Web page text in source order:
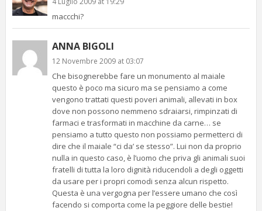
maccchi?
ANNA BIGOLI
12 Novembre 2009 at 03:07
Che bisognerebbe fare un monumento al maiale
questo è poco ma sicuro ma se pensiamo a come
vengono trattati questi poveri animali, allevati in box
dove non possono nemmeno sdraiarsi, rimpinzati di
farmaci e trasformati in macchine da carne… se
pensiamo a tutto questo non possiamo permetterci di
dire che il maiale “ci da’ se stesso”. Lui non da proprio
nulla in questo caso, è l’uomo che priva gli animali suoi
fratelli di tutta la loro dignità riducendoli a degli oggetti
da usare per i propri comodi senza alcun rispetto.
Questa è una vergogna per l’essere umano che così
facendo si comporta come la peggiore delle bestie!